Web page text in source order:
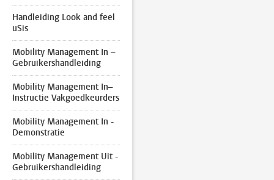
Handleiding Look and feel
uSis
Mobility Management In –
Gebruikershandleiding
Mobility Management In–
Instructie Vakgoedkeurders
Mobility Management In -
Demonstratie
Mobility Management Uit -
Gebruikershandleiding